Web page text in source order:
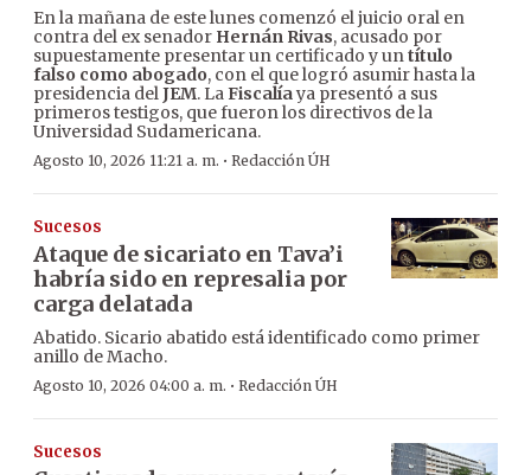
En la mañana de este lunes comenzó el juicio oral en
contra del ex senador Hernán Rivas, acusado por
supuestamente presentar un certificado y untítulo
falso como abogado, con el que logró asumir hasta la
presidencia delJEM. LaFiscalíaya presentó a sus
primeros testigos, que fueron los directivos de la
Universidad Sudamericana.
Agosto 10, 2026 11:21 a. m. · Redacción ÚH
Sucesos
Ataque de sicariato en Tava’i
habría sido en represalia por
carga delatada
Abatido. Sicario abatido está identificado como primer
anillo de Macho.
Agosto 10, 2026 04:00 a. m. · Redacción ÚH
Sucesos